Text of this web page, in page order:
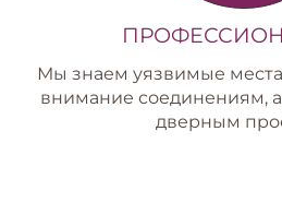
Мы знаем уязвимые
внимание соединениям,
дверным